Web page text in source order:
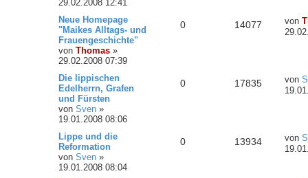
29.02.2008 12:41
Neue Homepage
"Maikes Alltags- und
Frauengeschichte"
von Thomas »
29.02.2008 07:39
0 14077 von
Die lippischen
Edelherrn, Grafen
und Fürsten
von Sven »
19.01.2008 08:06
0 17835 von
Lippe und die
Reformation
von Sven »
19.01.2008 08:04
0 13934 von